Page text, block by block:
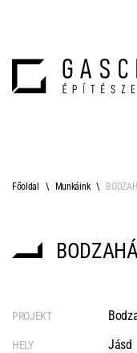
Főoldal Munkáink
PROJEKT
HELY Jásd